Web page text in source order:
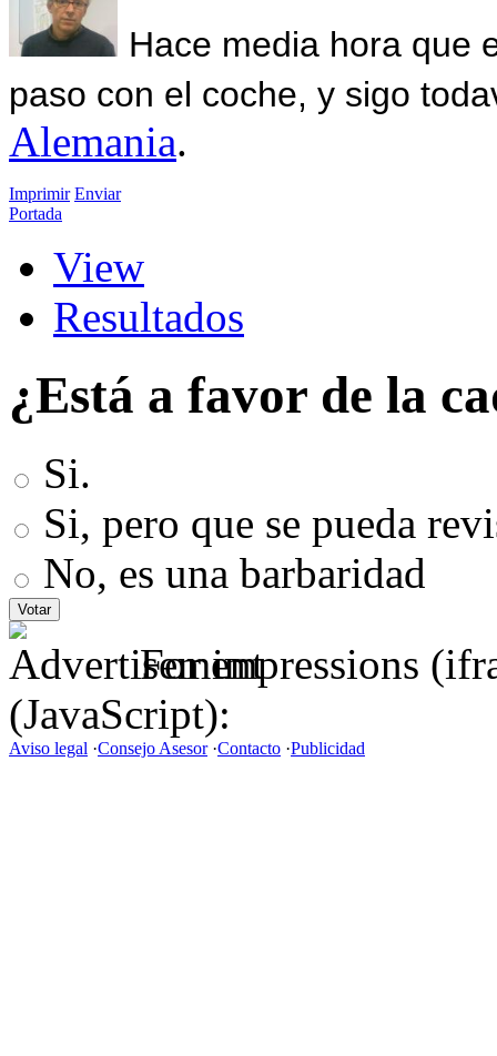
Hace media hora que
paso con el coche, y sigo
Alemania.
Imprimir Enviar
Portada
View
Resultados
¿Está a favor de la
Si.
Si, pero que se pueda
No, es una barbaridad
For impressions
(JavaScript):
Aviso legal ·Consejo Asesor·Contacto ·Publicidad